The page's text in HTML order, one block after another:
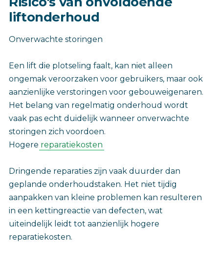
liftonderhoud
Onverwachte storingen
Een lift die plotseling faalt, kan niet alleen
ongemak veroorzaken voor gebruikers, maar ook
aanzienlijke verstoringen voor gebouweigenaren.
Het belang van regelmatig onderhoud wordt
vaak pas echt duidelijk wanneer onverwachte
storingen zich voordoen.
Hogere reparatiekosten
Dringende reparaties zijn vaak duurder dan
geplande onderhoudstaken. Het niet tijdig
aanpakken van kleine problemen kan resulteren
in een kettingreactie van defecten, wat
uiteindelijk leidt tot aanzienlijk hogere
reparatiekosten.